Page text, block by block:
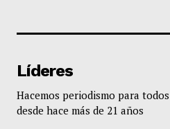
Líderes
Hacemos periodismo para
desde hace más de 21 años